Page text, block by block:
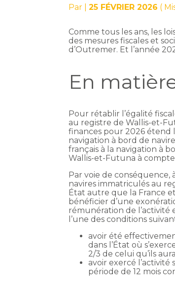
Par |25 FÉVRIER 2026 (
Comme tous les ans, les
des mesures fiscales et
d’Outremer. Et l’année
En
Pour rétablir l’égalité
au registre de Wallis-et-
finances pour 2026 étend
navigation à bord de
français à la navigation à
Wallis-et-Futuna à
Par voie de conséquence,
navires immatriculés au
État autre que la France
bénéficier d’une
rémunération de l’activité
l’une des conditions
avoir été
dans l’État où
2/3 de celui qu’ils
avoir exercé
période de 12 mois